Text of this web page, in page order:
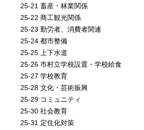
25-21 畜産・林業関係
25-22 商工観光関係
25-23 勤労者、消費者関連
25-24 都市整備
25-25 上下水道
25-26 市村立学校設置・学校給食
25-27 学校教育
25-28 文化・芸術振興
25-29 コミュニティ
25-30 社会教育
25-31 定住化対策